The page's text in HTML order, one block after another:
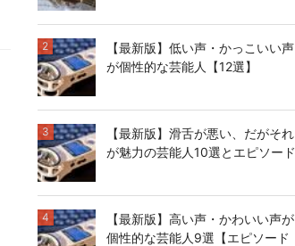
【最新版】低い声・かっこいい声
が個性的な芸能人【12選】
2
【最新版】滑舌が悪い、だがそれ
が魅力の芸能人10選とエピソード
3
【最新版】高い声・かわいい声が
個性的な芸能人9選【エピソード
4